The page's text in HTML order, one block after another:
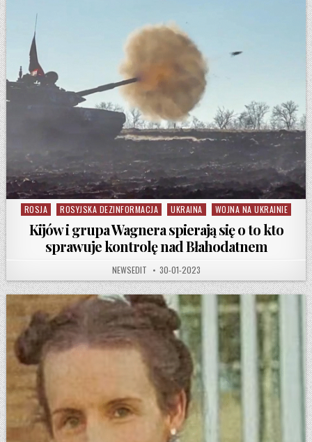
Posted in
ROSJA ROSYJSKA DEZINFORMACJA UKRAINA WOJNA NA UKRAINIE
Kijów i grupa Wagnera spierają się o to kto
sprawuje kontrolę nad Błahodatnem
AUTHOR:
NEWSEDIT PUBLISHED DATE:
30-01-2023